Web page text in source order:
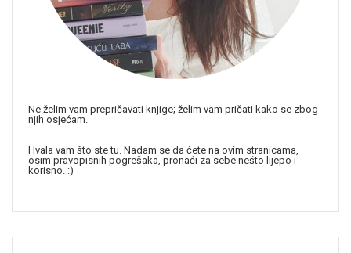
Ne želim vam prepričavati knjige; želim vam pričati kako se zbog
njih osjećam.
Hvala vam što ste tu. Nadam se da ćete na ovim stranicama,
osim pravopisnih pogrešaka, pronaći za sebe nešto lijepo i
korisno. :)